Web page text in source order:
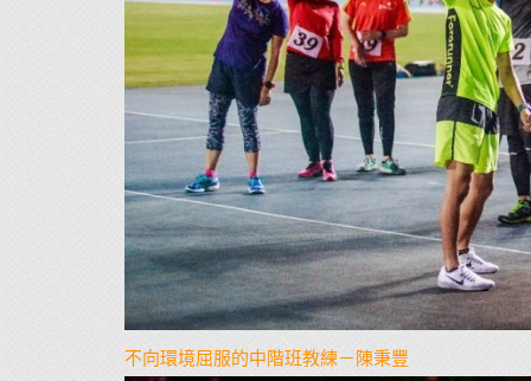
不向環境屈服的中階班教練－陳秉豐